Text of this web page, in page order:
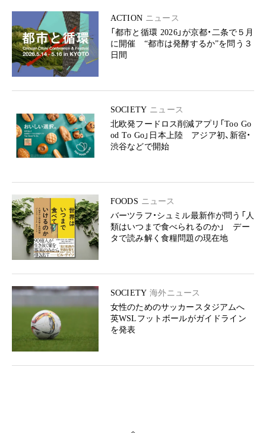
ACTION ニュース
「都市と循環 2026」が京都・二条で５月
に開催 “都市は発酵するか”を問う３
日間
SOCIETY ニュース
北欧発フードロス削減アプリ「Too Go
od To Go」日本上陸 アジア初、新宿・
渋谷などで開始
FOODS ニュース
バーツラフ・シュミル最新作が問う「人
類はいつまで食べられるのか」 デー
タで読み解く食糧問題の現在地
SOCIETY 海外ニュース
女性のためのサッカースタジアムへ
英WSLフットボールがガイドライン
を発表